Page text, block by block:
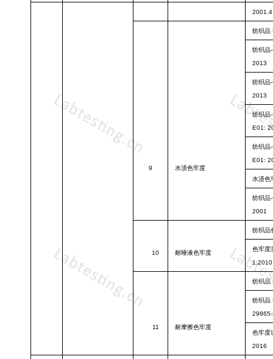
9 水渍色牢度
纺织品
纺织品
2013
纺织品
2013
纺织品
E01:
纺织品
E01:
水渍色
纺织品
2001
10 耐唾液色牢度
纺织品
色牢度
1:2010
11 耐摩擦色牢度
纺织品
纺织品
色牢度
2016